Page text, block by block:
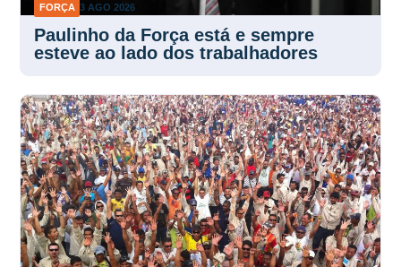
FORÇA 3 AGO 2026
Paulinho da Força está e sempre
esteve ao lado dos trabalhadores